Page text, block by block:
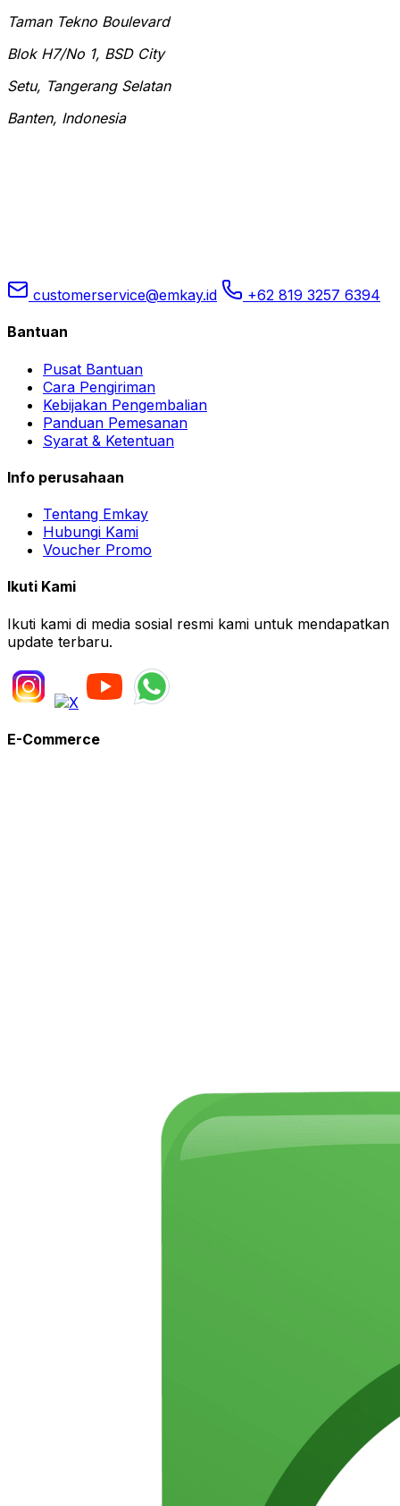
Taman Tekno Boulevard
Blok H7/No 1, BSD City
Setu, Tangerang Selatan
Banten, Indonesia
customerservice@emkay.id +62 819 3257 6394
Bantuan
Pusat Bantuan
Cara Pengiriman
Kebijakan Pengembalian
Panduan Pemesanan
Syarat & Ketentuan
Info perusahaan
Tentang Emkay
Hubungi Kami
Voucher Promo
Ikuti Kami
Ikuti kami di media sosial resmi kami untuk mendapatkan
update terbaru.
E-Commerce